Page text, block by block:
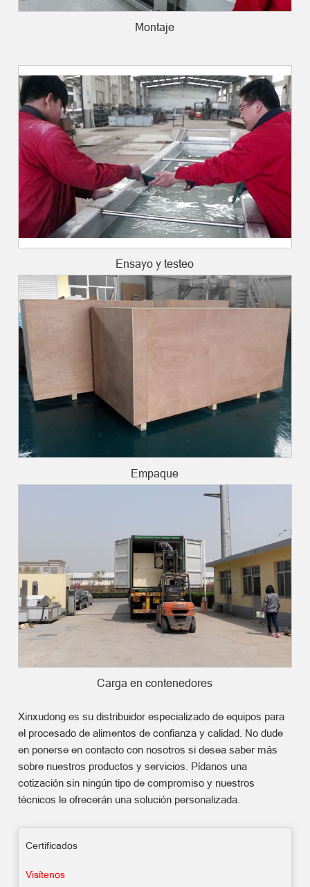
Montaje
Ensayo y testeo
Empaque
Carga en contenedores
Xinxudong es su distribuidor especializado de equipos para
el procesado de alimentos de confianza y calidad. No dude
en ponerse en contacto con nosotros si desea saber más
sobre nuestros productos y servicios. Pídanos una
cotización sin ningún tipo de compromiso y nuestros
técnicos le ofrecerán una solución personalizada.
Certificados
Visítenos